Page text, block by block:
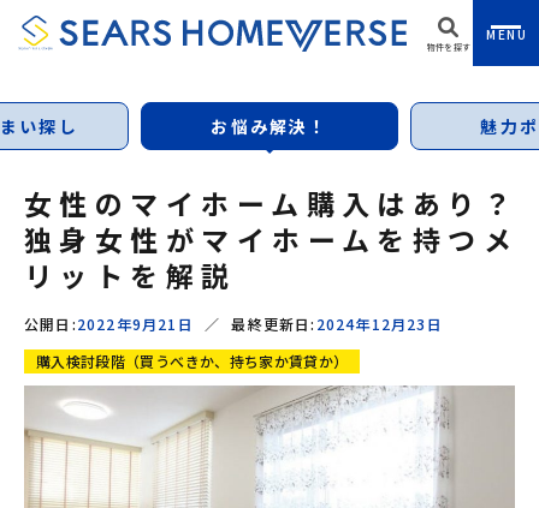
物件を探す
MENU
い探し お悩み解決！ 魅力
女性のマイホーム購入はあり？
独身女性がマイホームを持つメ
リットを解説
公開日:2022年9月21日 ／ 最終更新日: 2024年12月23日
購入検討段階（買うべきか、持ち家か賃貸か）